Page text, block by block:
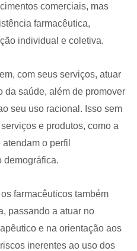
comerciais, mas
farmacêutica,
individual e coletiva.
com seus serviços, atuar
da saúde, além de promover
seu uso racional. Isso sem
e produtos, como a
o perfil
demográfica.
farmacêuticos também
passando a atuar no
e na orientação aos
inerentes ao uso dos